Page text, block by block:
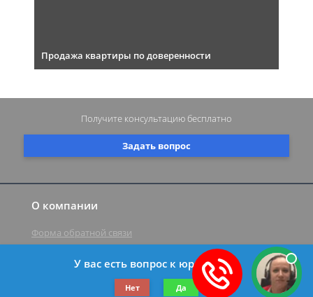
Продажа квартиры по доверенности
О компании
Форма обратной связи
©2019-2026 Все права защищены.
Задать вопрос
Получите консультацию бесплатно
У вас есть вопрос к юристу?
Нет Да